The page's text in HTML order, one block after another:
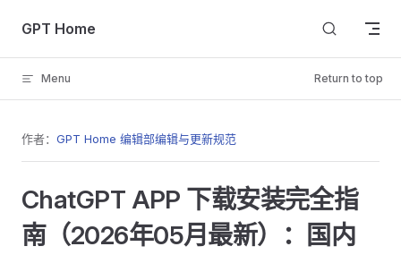
Skip to content
GPT Home
Menu Return to top
作者： GPT Home 编辑部编辑与更新规范
ChatGPT APP 下载安装完全指
南（2026年05月最新）：国内